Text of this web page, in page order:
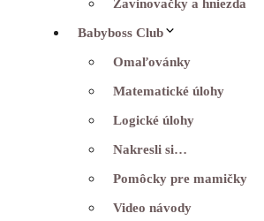
Zavinovačky a hniezda
Babyboss Club
Omaľovánky
Matematické úlohy
Logické úlohy
Nakresli si…
Pomôcky pre mamičky
Video návody